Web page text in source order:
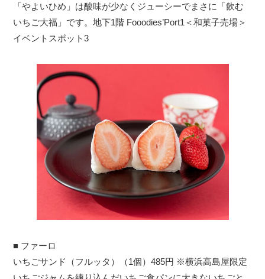
「やよいひめ」は酸味が少なくジューシーでまさに「飲む
いちご大福」です。地下1階 Fooodies’Port1＜和菓子売場＞
イベントスポット3
■ ファーロ
いちごサンド（フルッタ）（1個）485円 ※横浜高島屋限定